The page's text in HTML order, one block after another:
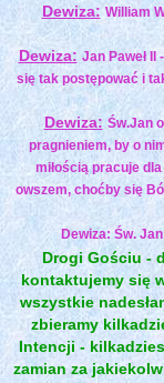
Dewiza: William
Dewiza: Jan Paweł
się tak postępować i
Dewiza: Św.Jan
pragnieniem, by o
miłością pracuje
owszem, choćby się
Dewiza: Św.
Drogi Gościu -
kontaktujemy się
wszystkie
zbieramy
Intencji -
zamian za